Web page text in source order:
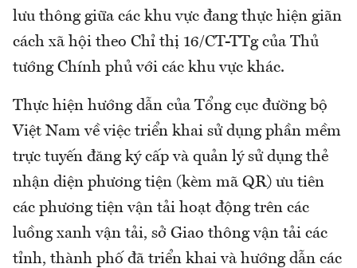
lưu thông giữa các khu vực đang thực hiện giãn
cách xã hội theo Chỉ thị 16/CT-TTg của Thủ
tướng Chính phủ với các khu vực khác.
Thực hiện hướng dẫn của Tổng cục đường bộ
Việt Nam về việc triển khai sử dụng phần mềm
trực tuyến đăng ký cấp và quản lý sử dụng thẻ
nhận diện phương tiện (kèm mã QR) ưu tiên
các phương tiện vận tải hoạt động trên các
luồng xanh vận tải, sở Giao thông vận tải các
tỉnh, thành phố đã triển khai và hướng dẫn các